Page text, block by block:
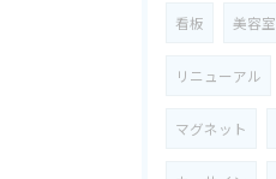
看板 美容室
リニューアル
マグネット